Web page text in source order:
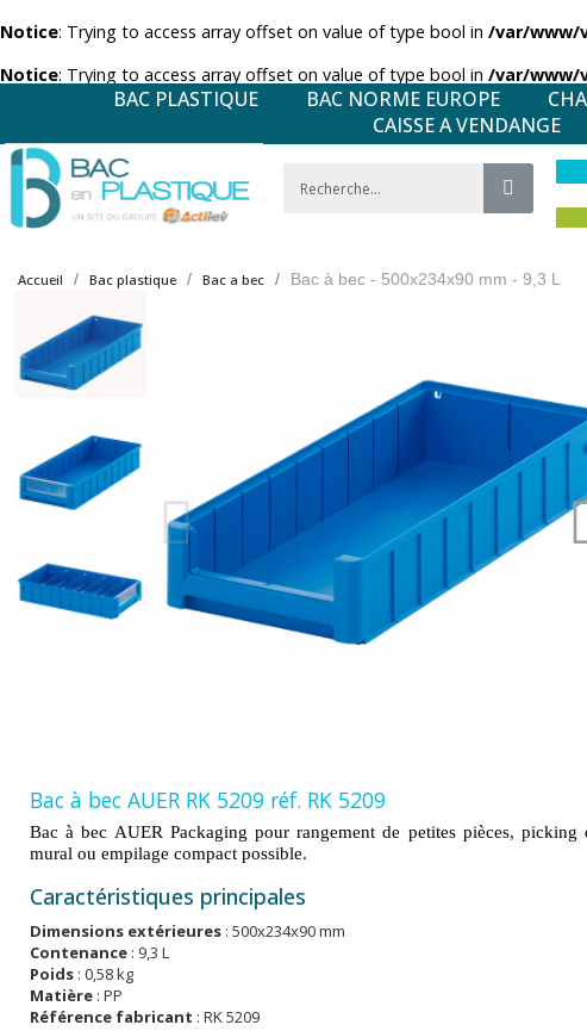
Notice: Trying to access array offset on value of type bool in /var/www/
Notice: Trying to access array offset on value of type bool in /var/www/
BAC PLASTIQUE BAC NORME EUROPE
CAISSE A VENDANGE
Accueil Bac plastique Bac a bec Bac à bec - 500x234x90 mm - 9,3 L
Bac à bec AUER RK 5209 réf. RK 5209
Bac à bec AUER Packaging pour rangement de petites pièces,
mural ou empilage compact possible.
Caractéristiques principales
Dimensions extérieures : 500x234x90 mm
Contenance : 9,3 L
Poids : 0,58 kg
Matière : PP
Référence fabricant : RK 5209